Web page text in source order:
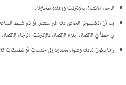
الرجاء الاتصال بالإنترنت وإعادة المحاولة.
إما أن الكمبيوتر الخاص بك غير متصل أو تم ضبط
في خطأ في الاتصال. يلزم الاتصال بالإنترنت. الرجاء
ربما يكون لديك وصول محدود إلى خدمات أو تطبيقات Adobe.